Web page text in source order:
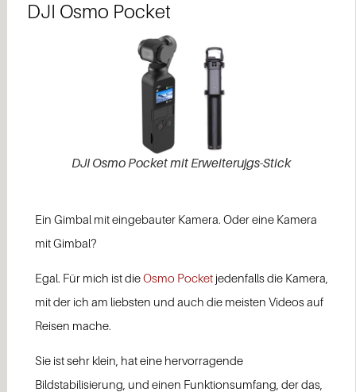
DJI Osmo Pocket​
DJI Osmo Pocket mit Erweiterujgs-Stick
Ein Gimbal mit eingebauter Kamera. Oder eine Kamera
mit Gimbal?
Egal. Für mich ist dieOsmo Pocketjedenfalls die Kamera,
mit der ich am liebsten und auch die meisten Videos auf
Reisen mache.
Sie ist sehr klein, hat eine hervorragende
Bildstabilisierung, und einen Funktionsumfang, der das,